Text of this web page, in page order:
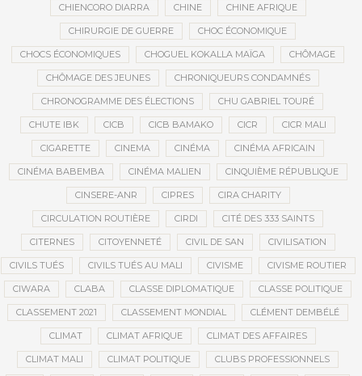
CHIENCORO DIARRA CHINE CHINE AFRIQUE
CHIRURGIE DE GUERRE CHOC ÉCONOMIQUE
CHOCS ÉCONOMIQUES CHOGUEL KOKALLA MAÏGA CHÔMAGE
CHÔMAGE DES JEUNES CHRONIQUEURS CONDAMNÉS
CHRONOGRAMME DES ÉLECTIONS CHU GABRIEL TOURÉ
CHUTE IBK CICB CICB BAMAKO CICR CICR MALI
CIGARETTE CINEMA CINÉMA CINÉMA AFRICAIN
CINÉMA BABEMBA CINÉMA MALIEN CINQUIÈME RÉPUBLIQUE
CINSERE-ANR CIPRES CIRA CHARITY
CIRCULATION ROUTIÈRE CIRDI CITÉ DES 333 SAINTS
CITERNES CITOYENNETÉ CIVIL DE SAN CIVILISATION
CIVILS TUÉS CIVILS TUÉS AU MALI CIVISME CIVISME ROUTIER
CIWARA CLABA CLASSE DIPLOMATIQUE CLASSE POLITIQUE
CLASSEMENT 2021 CLASSEMENT MONDIAL CLÉMENT DEMBÉLÉ
CLIMAT CLIMAT AFRIQUE CLIMAT DES AFFAIRES
CLIMAT MALI CLIMAT POLITIQUE CLUBS PROFESSIONNELS